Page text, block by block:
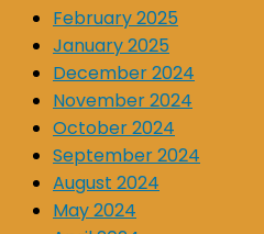
February 2025
January 2025
December 2024
November 2024
October 2024
September 2024
August 2024
May 2024